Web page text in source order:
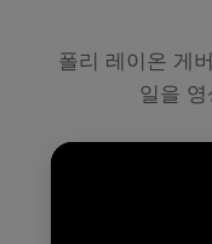
폴리 레이온 게
일을